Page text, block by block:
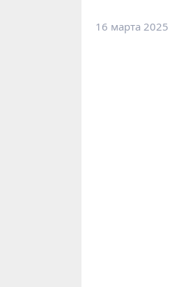
16 марта 2025